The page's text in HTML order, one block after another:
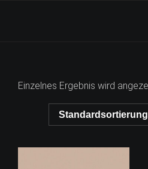
Einzelnes Ergebnis wird